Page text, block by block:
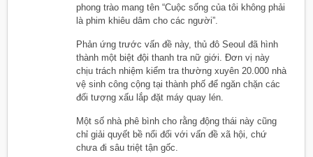
phong trào mang tên “Cuộc sống của tôi không phải
là phim khiêu dâm cho các người”.
Phản ứng trước vấn đề này, thủ đô Seoul đã hình
thành một biệt đội thanh tra nữ giới. Đơn vị này
chịu trách nhiệm kiểm tra thường xuyên 20.000 nhà
vệ sinh công cộng tại thành phố để ngăn chặn các
đối tượng xấu lắp đặt máy quay lén.
Một số nhà phê bình cho rằng động thái này cũng
chỉ giải quyết bề nổi đối với vấn đề xã hội, chứ
chưa đi sâu triệt tận gốc.